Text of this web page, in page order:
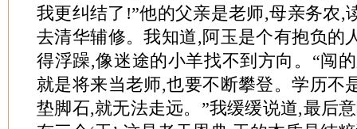
我更纠结了!”他的父亲是老师,母亲务农,
去清华辅修。我知道,阿玉是个有抱负的
得浮躁,像迷途的小羊找不到方向。“闯
就是将来当老师,也要不断攀登。学历不
垫脚石,就无法走远。”我缓缓说道,最后